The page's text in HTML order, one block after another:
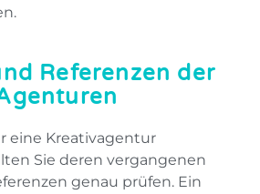
Referenzen der
eine Kreativagentur
Sie deren vergangenen
genau prüfen. Ein